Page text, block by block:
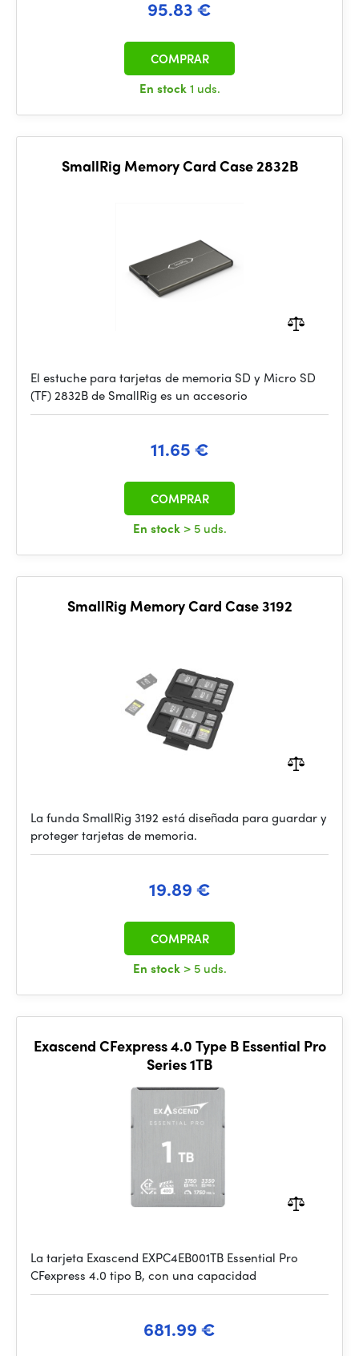
95.83 €
En stock1 uds.
COMPRAR
SmallRig Memory Card Case 2832B
El estuche para tarjetas de memoria SD y Micro SD
(TF) 2832B de SmallRig es un accesorio
11.65 €
En stock > 5 uds.
COMPRAR
SmallRig Memory Card Case 3192
La funda SmallRig 3192 está diseñada para guardar y
proteger tarjetas de memoria.
19.89 €
En stock > 5 uds.
COMPRAR
Exascend CFexpress 4.0 Type B Essential Pro
Series 1TB
La tarjeta Exascend EXPC4EB001TB Essential Pro
CFexpress 4.0 tipo B, con una capacidad
681.99 €